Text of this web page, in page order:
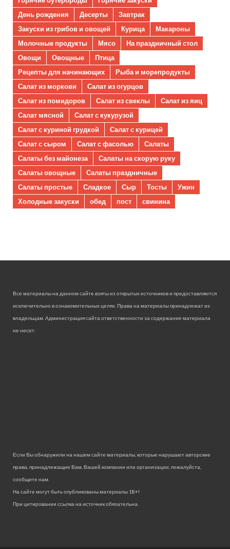
День рождения
Десерты
Завтрак
Закуски из грибов и овощей
Курица
Макароны
Молочные продукты
Мясо
На праздничный стол
Овощи
Овощные
Птица
Рецепты для начинающих
Рыба и морепродукты
Салат из моркови
Салат из огурцов
Салат из помидоров
Салат из свеклы
Салат из яиц
Салат мясной
Салат с кукурузой
Салат с куриной грудкой
Салат с курицей
Салат с сыром
Салат с фасолью
Салаты
Салаты без майонеза
Салаты на скорую руку
Салаты овощные
Салаты праздничные
Салаты простые
Сладкое Сыр Тосты
Ужин
Холодные закуски
обед пост свинина
Все материалы на данном сайте взяты из открытых источников и предоставляются
исключительно в ознакомительных целях. Права на материалы принадлежат их
владельцам. Администрация сайта ответственности за содержание материала
не несет.
Если Вы обнаружили на нашем сайте материалы, которые нарушают авторские
права, принадлежащие Вам, Вашей компании или организации, пожалуйста,
сообщите нам.
На сайте могут быть опубликованы материалы 18+!
При цитировании ссылка на источник обязательна.